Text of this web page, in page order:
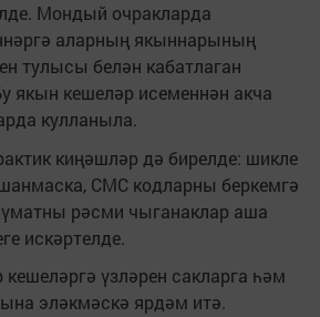
Мондый очракларда
аларның якыннарының
тулысы белән кабатлаган
якын кешеләр исеменнән акча
кулланыла.
киңәшләр дә бирелде: шикле
СМС кодларны беркемгә
рәсми чыганаклар аша
искәртелде.
үзләрен сакларга һәм
эләкмәскә ярдәм итә.